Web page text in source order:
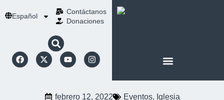
Español
Contáctanos
Donaciones
febrero 12, 2022 Eventos, Iglesia